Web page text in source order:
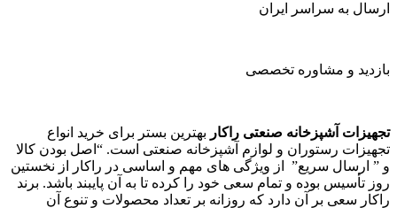
ارسال به سراسر ایران
بازدید و مشاوره تخصصی
تجهیزات آشپزخانه صنعتی راکار بهترین بستر برای خرید انواع
تجهیزات رستوران و لوازم آشپزخانه صنعتی است. “اصل بودن کالا
و ” ارسال سریع” از ویژگی های مهم و اساسی در راکار از نخستین
روز تأسیس بوده و تمام سعی خود را کرده تا به آن پایبند باشد. برند
راکار سعی بر آن دارد که روزانه بر تعداد محصولات و تنوع آن